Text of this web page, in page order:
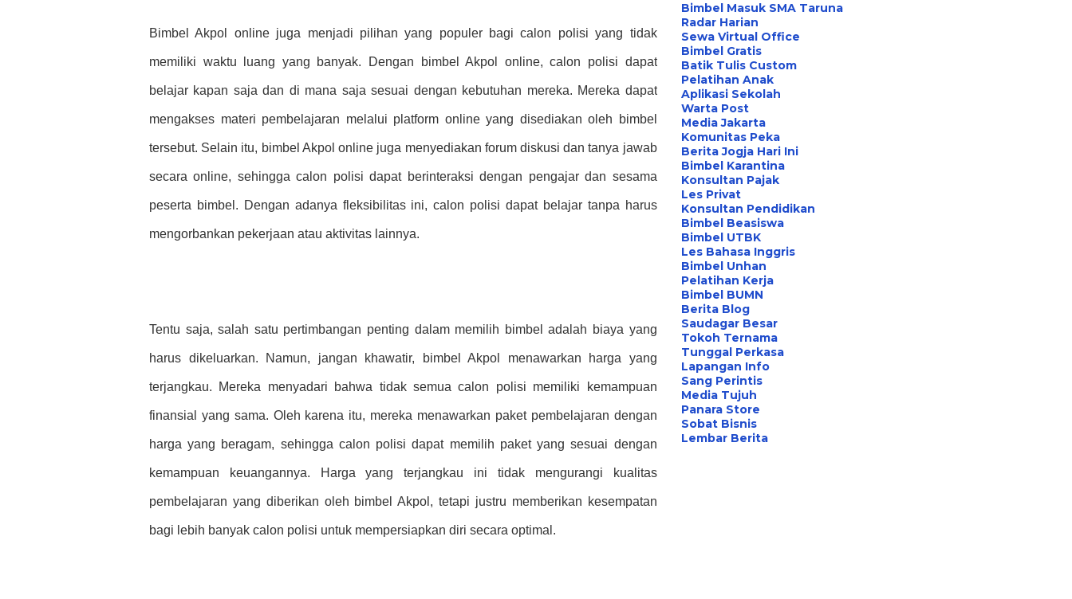
Bimbel Akpol online juga menjadi pilihan yang populer bagi calon polisi yang tidak
memiliki waktu luang yang banyak. Dengan bimbel Akpol online, calon polisi dapat
belajar kapan saja dan di mana saja sesuai dengan kebutuhan mereka. Mereka dapat
mengakses materi pembelajaran melalui platform online yang disediakan oleh bimbel
tersebut. Selain itu, bimbel Akpol online juga menyediakan forum diskusi dan tanya jawab
secara online, sehingga calon polisi dapat berinteraksi dengan pengajar dan sesama
peserta bimbel. Dengan adanya fleksibilitas ini, calon polisi dapat belajar tanpa harus
mengorbankan pekerjaan atau aktivitas lainnya.
Tentu saja, salah satu pertimbangan penting dalam memilih bimbel adalah biaya yang
harus dikeluarkan. Namun, jangan khawatir, bimbel Akpol menawarkan harga yang
terjangkau. Mereka menyadari bahwa tidak semua calon polisi memiliki kemampuan
finansial yang sama. Oleh karena itu, mereka menawarkan paket pembelajaran dengan
harga yang beragam, sehingga calon polisi dapat memilih paket yang sesuai dengan
kemampuan keuangannya. Harga yang terjangkau ini tidak mengurangi kualitas
pembelajaran yang diberikan oleh bimbel Akpol, tetapi justru memberikan kesempatan
bagi lebih banyak calon polisi untuk mempersiapkan diri secara optimal.
Bimbel Masuk SMA Taruna
Radar Harian
Sewa Virtual Office
Bimbel Gratis
Batik Tulis Custom
Pelatihan Anak
Aplikasi Sekolah
Warta Post
Media Jakarta
Komunitas Peka
Berita Jogja Hari Ini
Bimbel Karantina
Konsultan Pajak
Les Privat
Konsultan Pendidikan
Bimbel Beasiswa
Bimbel UTBK
Les Bahasa Inggris
Bimbel Unhan
Pelatihan Kerja
Bimbel BUMN
Berita Blog
Saudagar Besar
Tokoh Ternama
Tunggal Perkasa
Lapangan Info
Sang Perintis
Media Tujuh
Panara Store
Sobat Bisnis
Lembar Berita